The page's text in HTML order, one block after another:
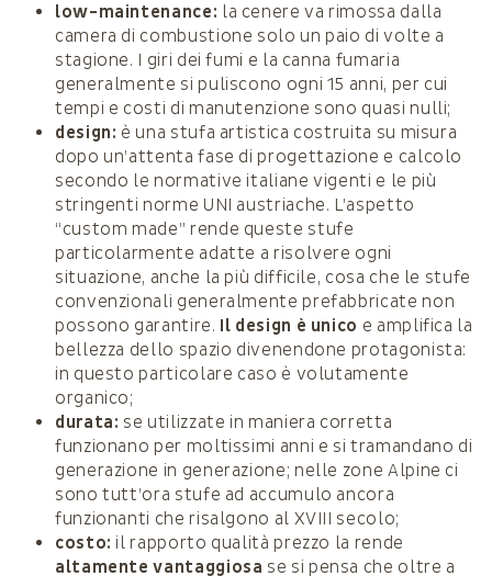
low-maintenance: la cenere va rimossa dalla
camera di combustione solo un paio di volte a
stagione. I giri dei fumi e la canna fumaria
generalmente si puliscono ogni 15 anni, per cui
tempi e costi di manutenzione sono quasi nulli;
design: è una stufa artistica costruita su misura
dopo un’attenta fase di progettazione e calcolo
secondo le normative italiane vigenti e le più
stringenti norme UNI austriache. L’aspetto
“custom made” rende queste stufe
particolarmente adatte a risolvere ogni
situazione, anche la più difficile, cosa che le stufe
convenzionali generalmente prefabbricate non
possono garantire. Il design è unico e amplifica la
bellezza dello spazio divenendone protagonista:
in questo particolare caso è volutamente
organico;
durata: se utilizzate in maniera corretta
funzionano per moltissimi anni e si tramandano di
generazione in generazione; nelle zone Alpine ci
sono tutt’ora stufe ad accumulo ancora
funzionanti che risalgono al XVIII secolo;
costo: il rapporto qualità prezzo la rende
altamente vantaggiosa se si pensa che oltre a